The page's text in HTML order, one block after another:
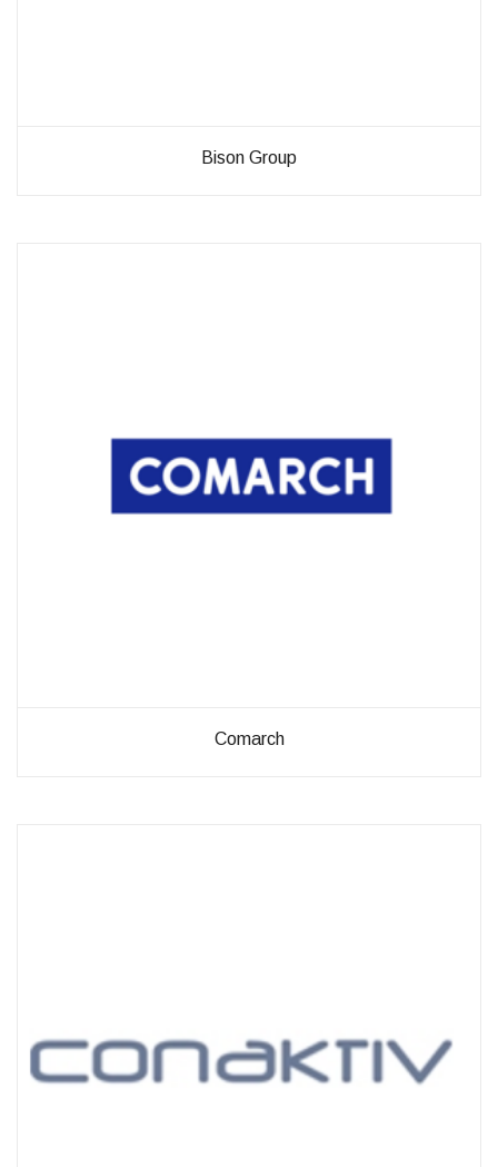
Bison Group
Comarch